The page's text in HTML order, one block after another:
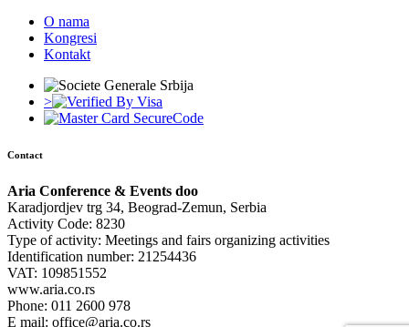
O nama
Kongresi
Kontakt
>
Contact
Aria Conference & Events doo
Karadjordjev trg 34, Beograd-Zemun, Serbia
Activity Code: 8230
Type of activity: Meetings and fairs organizing activities
Identification number: 21254436
VAT: 109851552
www.aria.co.rs
Phone: 011 2600 978
E mail: office@aria.co.rs